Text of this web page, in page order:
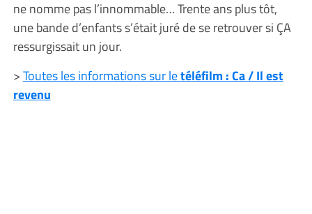
ne nomme pas l’innommable… Trente ans plus tôt,
une bande d’enfants s’était juré de se retrouver si ÇA
ressurgissait un jour.
>Toutes les informations sur letéléfilm : Ca / Il est
revenu